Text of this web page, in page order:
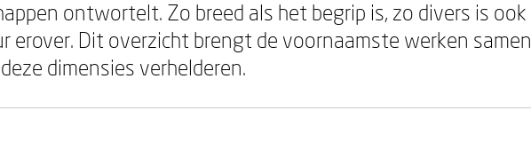
ontwortelt. Zo breed als het begrip is, zo divers is ook
erover. Dit overzicht brengt de voornaamste werken samen
dimensies verhelderen.